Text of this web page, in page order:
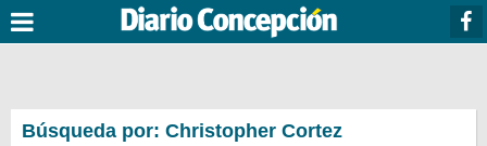
Búsqueda por: Christopher Cortez